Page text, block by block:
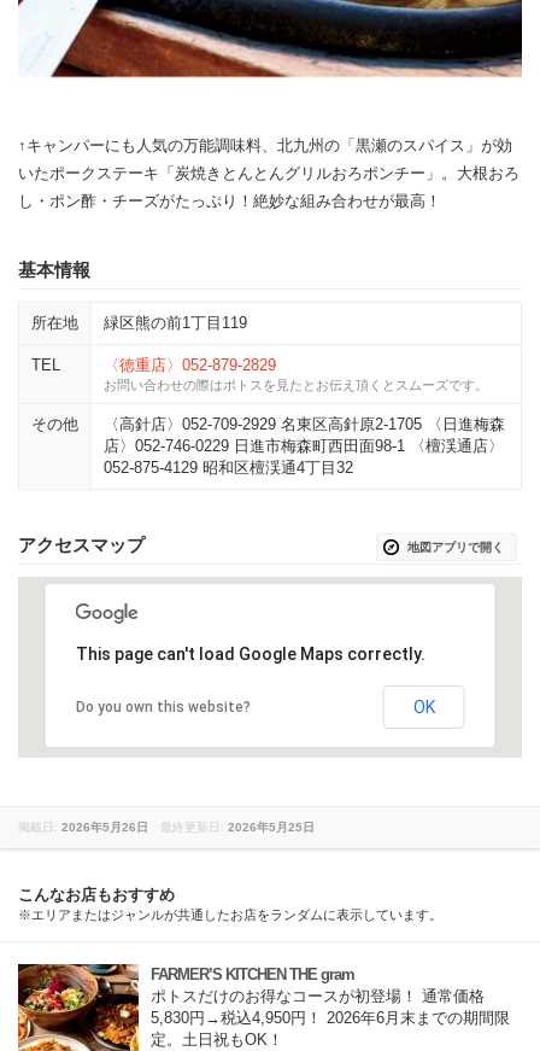
↑キャンパーにも人気の万能調味料、北九州の「黒瀬のスパイス」が効
いたポークステーキ「炭焼きとんとんグリルおろポンチー」。大根おろ
し・ポン酢・チーズがたっぷり！絶妙な組み合わせが最高！
基本情報
所在地 緑区熊の前1丁目119
TEL 〈徳重店〉052-879-2829
お問い合わせの際はポトスを見たとお伝え頂くとスムーズです。
その他
〈高針店〉052-709-2929 名東区高針原2-1705 〈日進梅森
店〉052-746-0229 日進市梅森町西田面98-1 〈檀渓通店〉
052-875-4129 昭和区檀渓通4丁目32
アクセスマップ 地図アプリで開く
This page can't load Google Maps correctly.
Do you own this website? OK
掲載日: 2026年5月26日 最終更新日: 2026年5月25日
こんなお店もおすすめ
※エリアまたはジャンルが共通したお店をランダムに表示しています。
FARMER’S KITCHEN THE gram
ポトスだけのお得なコースが初登場！ 通常価格
5,830円→税込4,950円！ 2026年6月末までの期間限
定。土日祝もOK！